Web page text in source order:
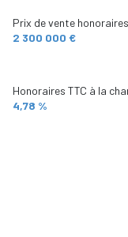
Prix de vente
2 300 000 €
Honoraires TTC à la
4,78 %